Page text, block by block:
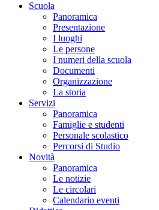
Scuola
Panoramica
Presentazione
I luoghi
Le persone
I numeri della scuola
Documenti
Organizzazione
La storia
Servizi
Panoramica
Famiglie e studenti
Personale scolastico
Percorsi di Studio
Novità
Panoramica
Le notizie
Le circolari
Calendario eventi